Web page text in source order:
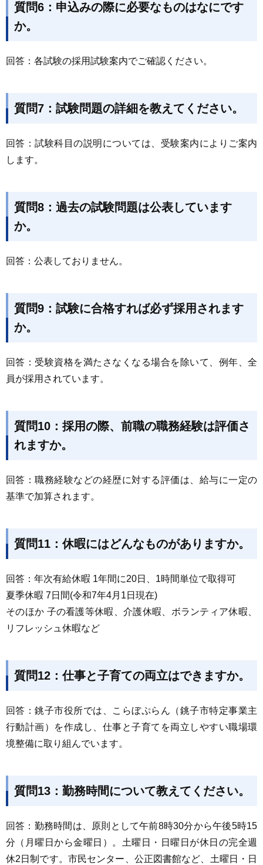
質問6：申込みの際に必要なものはなにです
か。
回答：各試験の採用試験案内でご確認ください。
質問7：試験問題の詳細を教えてください。
回答：試験科目の説明については、受験案内によりご案内
します。
質問8：過去の試験問題は公表しています
か。
回答：公表しておりません。
質問9：試験に合格すれば必ず採用されます
か。
回答：受験資格を満たさなくなる場合を除いて、例年、全
員が採用されています。
質問10：採用の際、前職の職務経験は評価さ
れますか。
回答：職務経験などの経歴に対する評価は、給与に一定の
基準で加算されます。
質問11：休暇にはどんなものがありますか。
回答：年次有給休暇 1年間に20日、1時間単位で取得可
夏季休暇 7日間(令和7年4月1日現在)
そのほか 子の看護等休暇、介護休暇、ボランティア休暇、
リフレッシュ休暇など
質問12：仕事と子育ての両立はできますか。
回答：銚子市役所では、こらぼぷらん（銚子市特定事業主
行動計画）を作成し、仕事と子育てを両立しやすい職場環
境整備に取り組んでいます。
質問13：勤務時間について教えてください。
回答：勤務時間は、原則として午前8時30分から午後5時15
分（月曜日から金曜日）。土曜日・日曜日が休日の完全週
休2日制です。市民センター、公正図書館など、土曜日・日